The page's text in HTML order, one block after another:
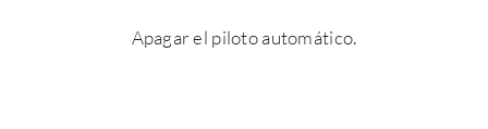
Apagar el piloto automático.